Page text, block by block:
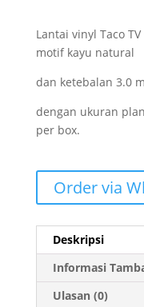
Lantai vinyl Taco
motif kayu natural
dan ketebalan 3.0
dengan ukuran
per box.
Order via
Deskripsi
Informasi
Ulasan (0)